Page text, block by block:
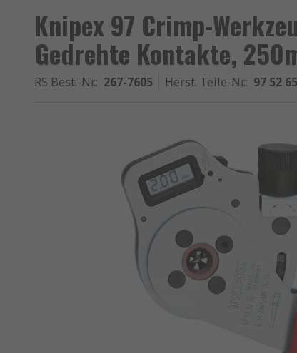
Knipex 97 Crimp-
Gedrehte Kontakte,
RS Best.-Nr.: 267-7605 Herst. Teile-Nr.: 97 52